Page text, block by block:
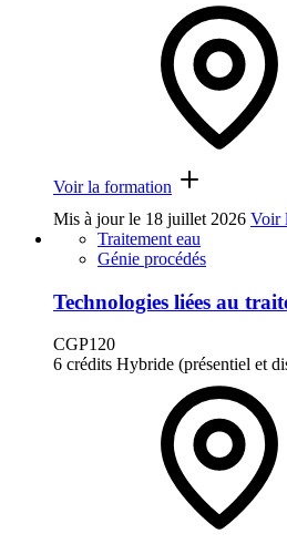
Voir la formation
Mis à jour le 18 juillet 2026 Voir
Traitement eau
Génie procédés
Technologies liées au
CGP120
6 crédits Hybride (présentiel et